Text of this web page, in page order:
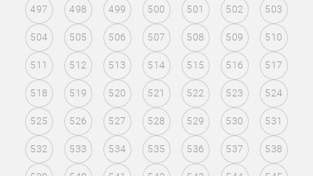
497 498 499 500 501 502 503
504 505 506 507 508 509 510
511 512 513 514 515 516 517
518 519 520 521 522 523 524
525 526 527 528 529 530 531
532 533 534 535 536 537 538